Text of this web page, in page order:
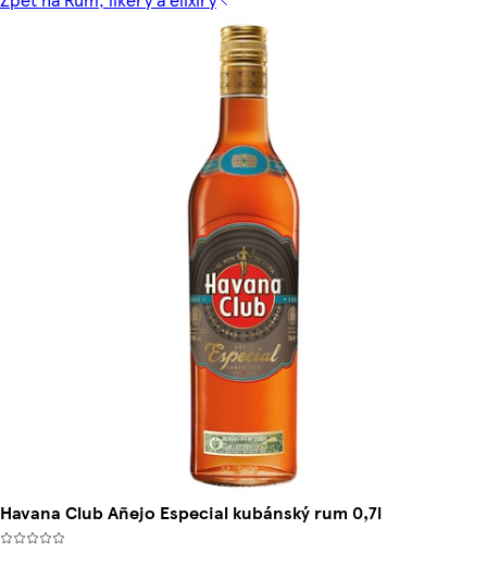
Havana Club Añejo Especial kubánský rum 0,7l